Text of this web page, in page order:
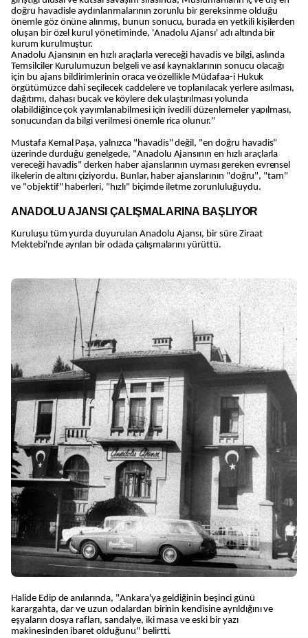
doğru havadisle aydınlanmalarının zorunlu bir gereksinme olduğu
önemle göz önüne alınmış, bunun sonucu, burada en yetkili kişilerden
oluşan bir özel kurul yönetiminde, 'Anadolu Ajansı' adı altında bir
kurum kurulmuştur.
Anadolu Ajansının en hızlı araçlarla vereceği havadis ve bilgi, aslında
Temsilciler Kurulumuzun belgeli ve asıl kaynaklarının sonucu olacağı
için bu ajans bildirimlerinin oraca ve özellikle Müdafaa-i Hukuk
örgütümüzce dahi seçilecek caddelere ve toplanılacak yerlere asılması,
dağıtımı, dahası bucak ve köylere dek ulaştırılması yolunda
olabildiğince çok yayımlanabilmesi için ivedili düzenlemeler yapılması,
sonucundan da bilgi verilmesi önemle rica olunur."
Mustafa Kemal Paşa, yalnızca "havadis" değil, "en doğru havadis"
üzerinde durduğu genelgede, "Anadolu Ajansının en hızlı araçlarla
vereceği havadis" derken haber ajanslarının uyması gereken evrensel
ilkelerin de altını çiziyordu. Bunlar, haber ajanslarının "doğru", "tam"
ve "objektif" haberleri, "hızlı" biçimde iletme zorunluluğuydu.
ANADOLU AJANSI ÇALIŞMALARINA BAŞLIYOR
Kuruluşu tüm yurda duyurulan Anadolu Ajansı, bir süre Ziraat
Mektebi'nde ayrılan bir odada çalışmalarını yürüttü.
Halide Edip de anılarında, "Ankara'ya geldiğinin beşinci günü
karargahta, dar ve uzun odalardan birinin kendisine ayrıldığını ve
eşyaların dosya rafları, sandalye, iki masa ve eski bir yazı
makinesinden ibaret olduğunu" belirtti.